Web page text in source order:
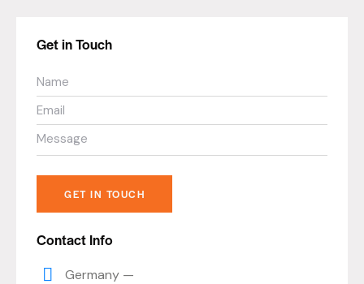
Get in Touch
Contact Info
Germany —